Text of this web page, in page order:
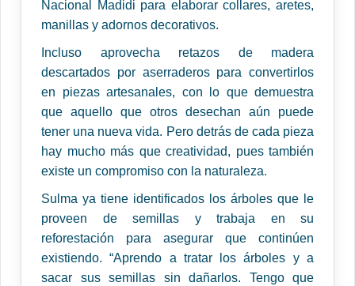
Nacional Madidi para elaborar collares, aretes,
manillas y adornos decorativos.
Incluso aprovecha retazos de madera
descartados por aserraderos para convertirlos
en piezas artesanales, con lo que demuestra
que aquello que otros desechan aún puede
tener una nueva vida. Pero detrás de cada pieza
hay mucho más que creatividad, pues también
existe un compromiso con la naturaleza.
Sulma ya tiene identificados los árboles que le
proveen de semillas y trabaja en su
reforestación para asegurar que continúen
existiendo. “Aprendo a tratar los árboles y a
sacar sus semillas sin dañarlos. Tengo que